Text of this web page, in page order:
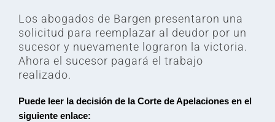
Los abogados de Bargen presentaron una
solicitud para reemplazar al deudor por un
sucesor y nuevamente lograron la victoria.
Ahora el sucesor pagará el trabajo
realizado. ⠀
Puede leer la decisión de la Corte de Apelaciones en el
siguiente enlace: